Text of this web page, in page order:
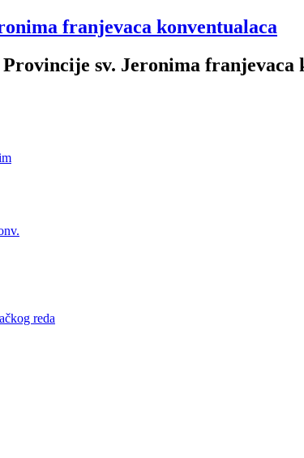
franjevaca konventualaca
sv. Jeronima franjevaca
reda